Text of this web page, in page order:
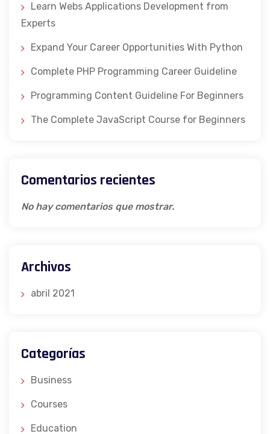
Learn Webs Applications Development from
Experts
Expand Your Career Opportunities With Python
Complete PHP Programming Career Guideline
Programming Content Guideline For Beginners
The Complete JavaScript Course for Beginners
Comentarios recientes
No hay comentarios que mostrar.
Archivos
abril 2021
Categorías
Business
Courses
Education